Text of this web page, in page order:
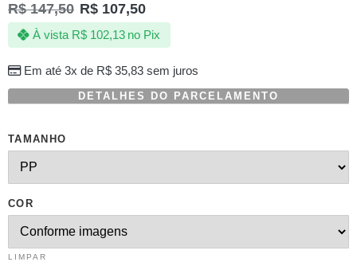
R$147,50 R$ 107,50
Em até 3x de R$35,83sem juros
À vista R$102,13 no Pix
DETALHES DO PARCELAMENTO
TAMANHO
COR
LIMPAR